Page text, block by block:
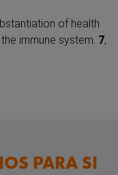
of health
immune system. 7,
PARA SI